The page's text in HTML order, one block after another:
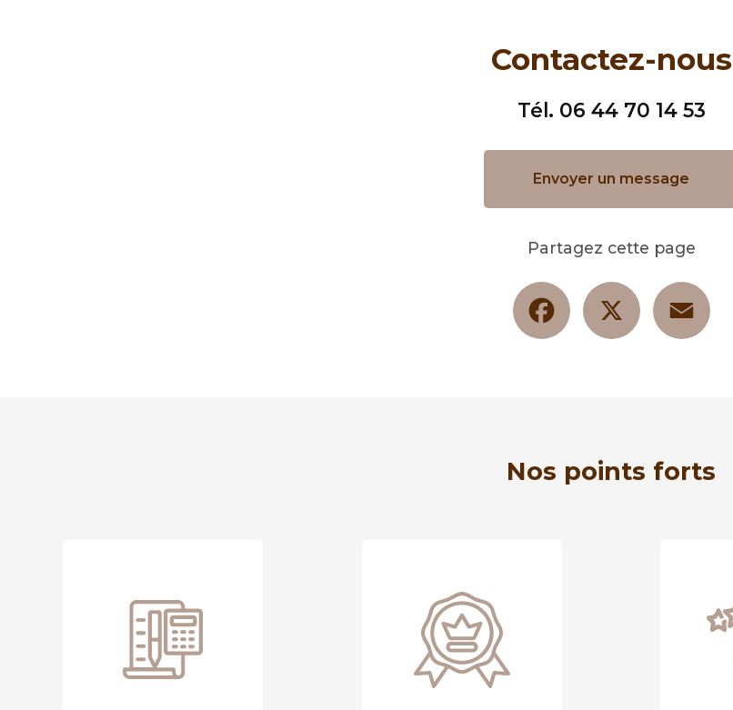
Contactez-nous
Tél. 06 44 70 14 53
Envoyer un message
Partagez cette page
Facebook
Nos points forts